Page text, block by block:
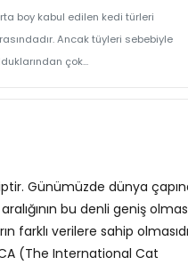
boy kabul edilen kedi türleri
Ancak tüyleri sebebiyle
çok...
Günümüzde dünya
bu denli geniş
farklı verilere sahip
(The International Cat